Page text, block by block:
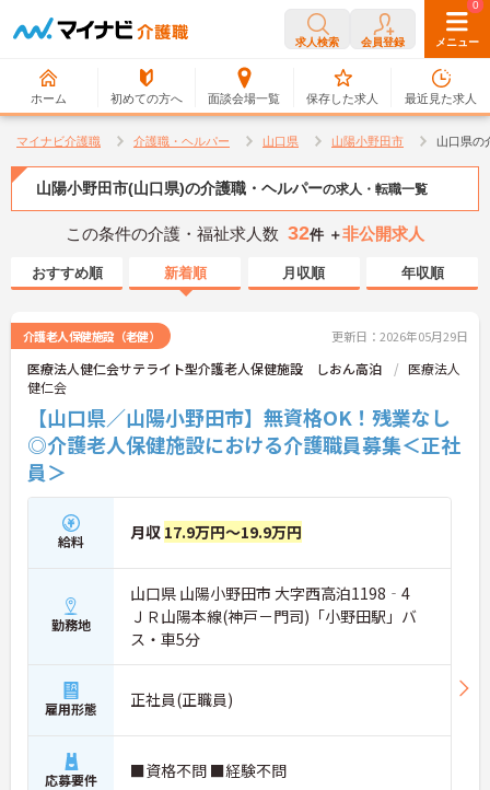
求人検索 会員登録 メニュー
ホーム 初めての方へ 面談会場一覧
0
保存した求人
0
最近見た求人
マイナビ介護職 介護職・ヘルパー 山口県 山陽小野田市 山口県の
山陽小野田市(山口県)の介護職・ヘルパーの求人・転職一覧
この条件の介護・福祉求人数 32件 ＋非公開求人
おすすめ順 新着順 月収順 年収順
介護老人保健施設（老健） 更新日：2026年05月29日
医療法人健仁会サテライト型介護老人保健施設 しおん高泊
医療法人
健仁会
【山口県／山陽小野田市】無資格OK！残業なし
◎介護老人保健施設における介護職員募集＜正社
員＞
給料 月収 17.9万円～19.9万円
勤務地
山口県 山陽小野田市 大字西高泊1198‐4
ＪＲ山陽本線(神戸－門司)「小野田駅」バ
ス・車5分
雇用形態 正社員(正職員)
応募要件 ■資格不問 ■経験不問